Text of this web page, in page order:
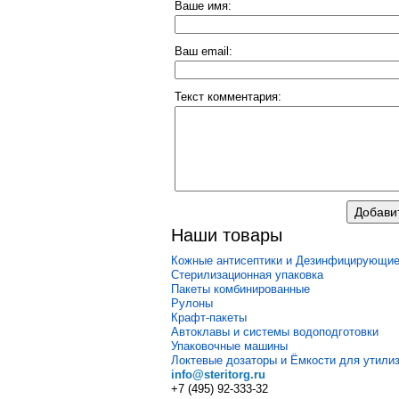
Ваше имя:
Ваш email:
Текст комментария:
Наши товары
Кожные антисептики и
Стерилизационная упаковка
Пакеты комбинированные
Рулоны
Крафт-пакеты
Автоклавы и системы водоподготовки
Упаковочные машины
Локтевые дозаторы и Ёмкости для
info@steritorg.ru
+7 (495) 92-333-32